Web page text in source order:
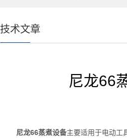
技术文章
尼龙66
尼龙66蒸煮设备主要适用于电动工